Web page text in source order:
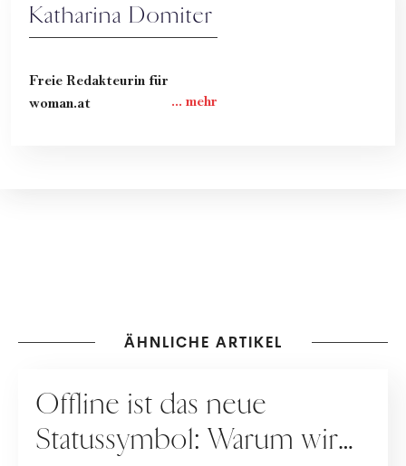
Katharina Domiter
Freie Redakteurin für
woman.at
ÄHNLICHE ARTIKEL
Offline ist das neue
Statussymbol: Warum wir